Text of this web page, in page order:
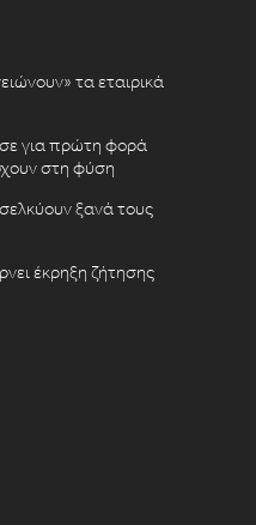
τα εταιρικά
για πρώτη φορά
στη φύση
ξανά τους
έκρηξη ζήτησης